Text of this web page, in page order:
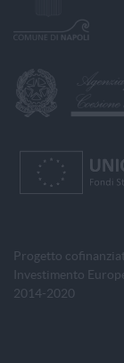
Progetto
Investimento
2014-2020